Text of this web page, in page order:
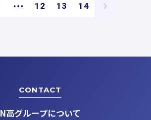
12
ー
13
ー
14
ー
CONTACT
N高グループについて